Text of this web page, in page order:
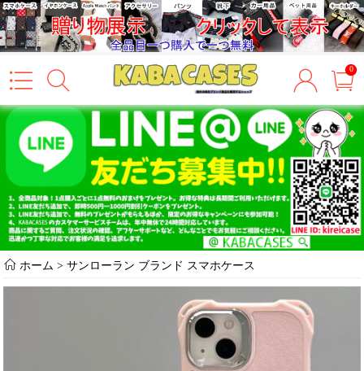
0
ホーム >サンローラン ブランド スマホケース